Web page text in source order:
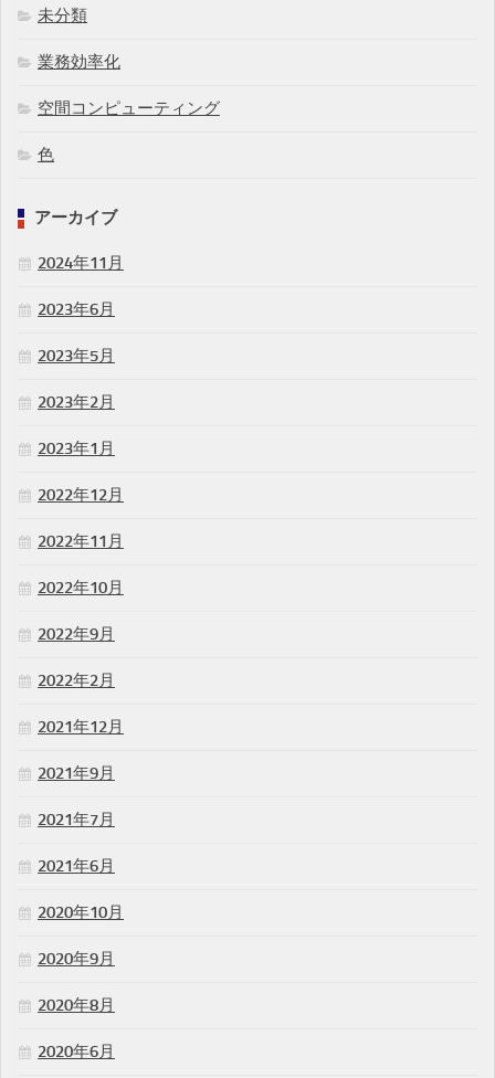
未分類
業務効率化
空間コンピューティング
色
アーカイブ
2024年11月
2023年6月
2023年5月
2023年2月
2023年1月
2022年12月
2022年11月
2022年10月
2022年9月
2022年2月
2021年12月
2021年9月
2021年7月
2021年6月
2020年10月
2020年9月
2020年8月
2020年6月